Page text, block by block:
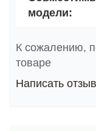
модели:
К сожалению,
товаре
Написать отзыв